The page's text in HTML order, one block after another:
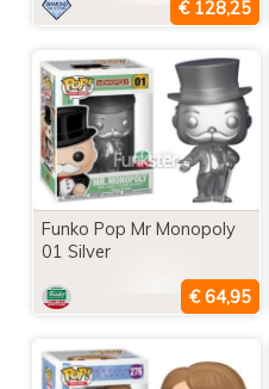
Funko Pop Mr Monopoly
01 Silver